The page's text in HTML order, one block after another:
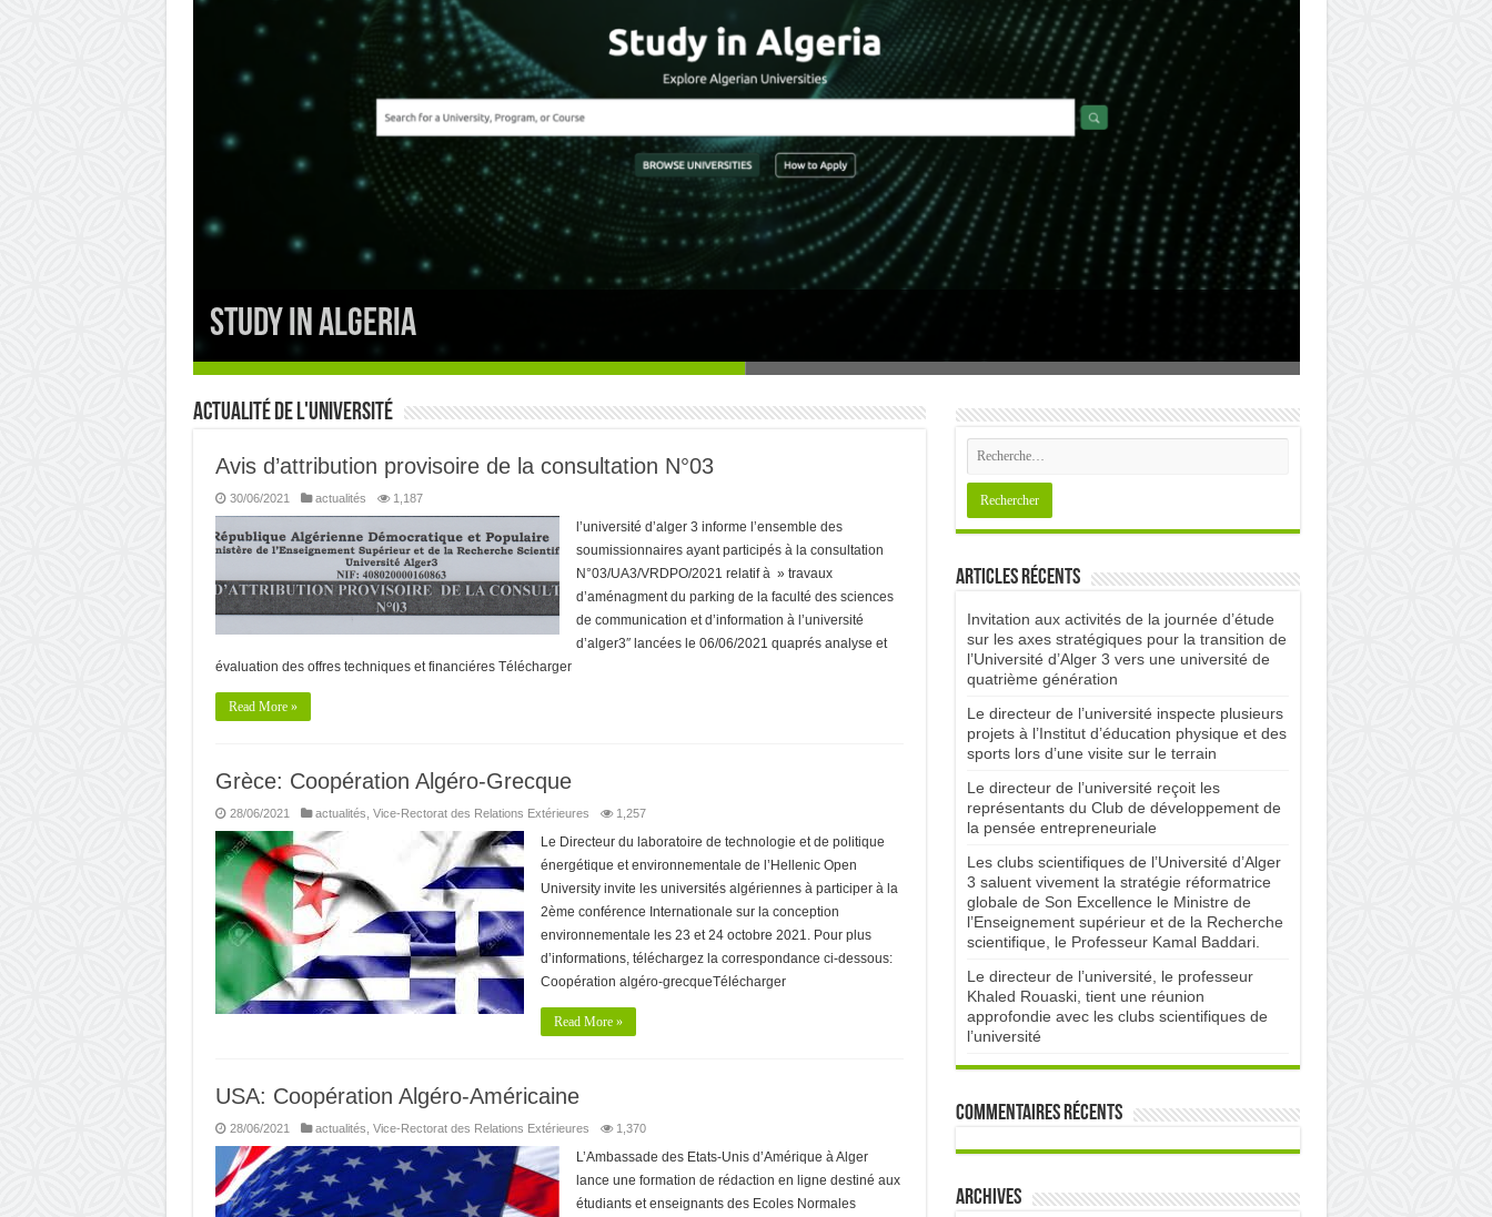
Study in Algeria
l'agence thématique de recherche en sciences sociales et humaines
Actualité de l'université
Avis d’attribution provisoire de la consultation N°03
30/06/2021 actualités 1,187
l’université d’alger 3 informe l’ensemble des
soumissionnaires ayant participés à la consultation
N°03/UA3/VRDPO/2021 relatif à » travaux
d’aménagment du parking de la faculté des sciences
de communication et d’information à l’université
d’alger3″ lancées le 06/06/2021 quaprés analyse et
évaluation des offres techniques et financiéres Télécharger
Read More »
Grèce: Coopération Algéro-Grecque
28/06/2021 actualités Vice-Rectorat des Relations Extérieures 1,257
Le Directeur du laboratoire de technologie et de politique
énergétique et environnementale de l’Hellenic Open
University invite les universités algériennes à participer à la
2ème conférence Internationale sur la conception
environnementale les 23 et 24 octobre 2021. Pour plus
d’informations, téléchargez la correspondance ci-dessous:
Coopération algéro-grecqueTélécharger
Read More »
USA: Coopération Algéro-Américaine
28/06/2021 actualités Vice-Rectorat des Relations Extérieures 1,370
L’Ambassade des Etats-Unis d’Amérique à Alger
lance une formation de rédaction en ligne destiné aux
étudiants et enseignants des Ecoles Normales
Articles récents
Invitation aux activités de la journée d’étude
sur les axes stratégiques pour la transition de
l’Université d’Alger 3 vers une université de
quatrième génération
Le directeur de l’université inspecte plusieurs
projets à l’Institut d’éducation physique et des
sports lors d’une visite sur le terrain
Le directeur de l’université reçoit les
représentants du Club de développement de
la pensée entrepreneuriale
Les clubs scientifiques de l’Université d’Alger
3 saluent vivement la stratégie réformatrice
globale de Son Excellence le Ministre de
l’Enseignement supérieur et de la Recherche
scientifique, le Professeur Kamal Baddari.
Le directeur de l’université, le professeur
Khaled Rouaski, tient une réunion
approfondie avec les clubs scientifiques de
l’université
Commentaires récents
Archives